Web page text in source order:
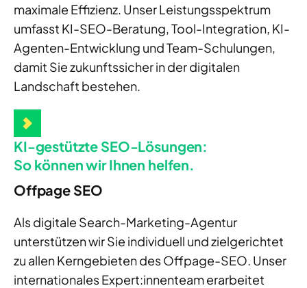
maximale Effizienz. Unser Leistungsspektrum
umfasst KI-SEO-Beratung, Tool-Integration, KI-
Agenten-Entwicklung und Team-Schulungen,
damit Sie zukunftssicher in der digitalen
Landschaft bestehen.
KI-gestützte SEO-Lösungen:
So können wir Ihnen helfen.
Offpage SEO
Als digitale Search-Marketing-Agentur
unterstützen wir Sie individuell und zielgerichtet
zu allen Kerngebieten des Offpage-SEO. Unser
internationales Expert:innenteam erarbeitet